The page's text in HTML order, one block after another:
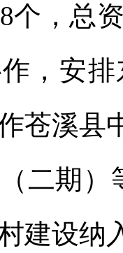
个，总
，安
苍溪县
二期）
建设纳